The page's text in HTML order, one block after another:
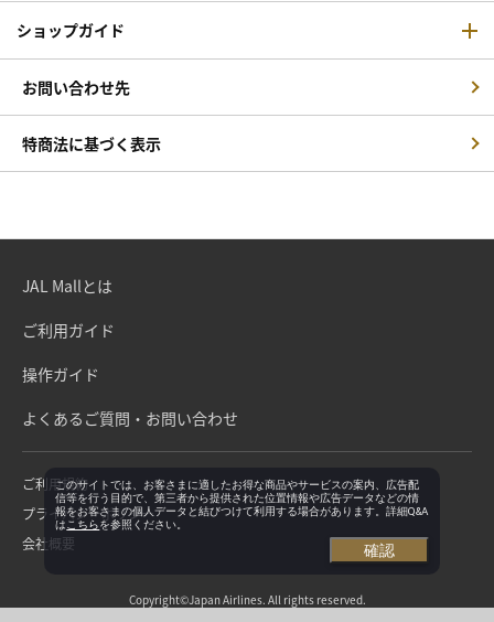
ショップガイド
お問い合わせ先
特商法に基づく表示
JAL Mallとは
ご利用ガイド
操作ガイド
よくあるご質問・お問い合わせ
ご利用規約
プライバシーポリシー
会社概要
Copyright©Japan Airlines. All rights reserved.
このサイトでは、お客さまに適したお得な商品やサービスの案内、広告配
信等を行う目的で、第三者から提供された位置情報や広告データなどの情
報をお客さまの個人データと結びつけて利用する場合があります。詳細Q&A
は こちらを参照ください。
確認